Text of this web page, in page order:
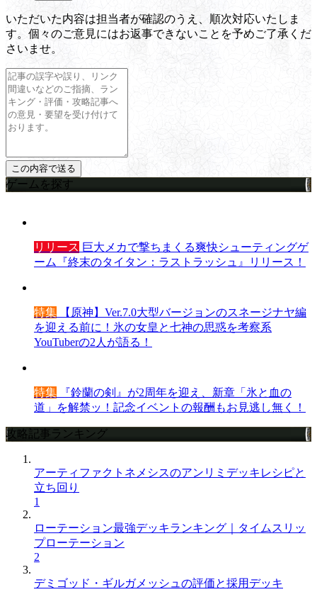
いただいた内容は担当者が確認のうえ、順次対応いたしま
す。個々のご意見にはお返事できないことを予めご了承くだ
さいませ。
ゲームを探す
リリース 巨大メカで撃ちまくる爽快シューティングゲ
ーム『終末のタイタン：ラストラッシュ』リリース！
特集 【原神】Ver.7.0大型バージョンのスネージナヤ編
を迎える前に！氷の女皇と七神の思惑を考察系
YouTuberの2人が語る！
特集 『鈴蘭の剣』が2周年を迎え、新章「氷と血の
道」を解禁ッ！記念イベントの報酬もお見逃し無く！
攻略記事ランキング
アーティファクトネメシスのアンリミデッキレシピと
立ち回り
1
ローテーション最強デッキランキング｜タイムスリッ
プローテーション
2
デミゴッド・ギルガメッシュの評価と採用デッキ